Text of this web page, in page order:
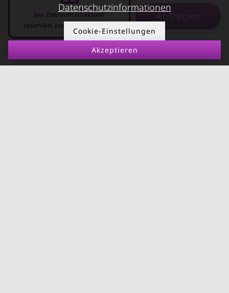
Der Zeitraum ist aktuell
reserviert und nicht anfragbar
-
Anfragen
Wohnen auf Zeit
Dornbirn
Kurzzeitmiete
Österreich
Datenschutzinformationen
Cookie-Einstellungen
Akzeptieren